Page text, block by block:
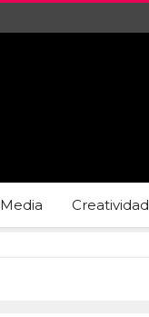
Creatividad